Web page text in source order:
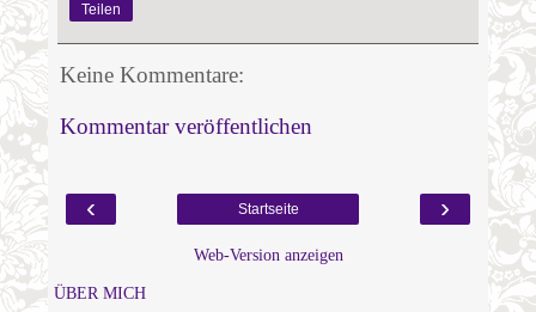
Teilen
Keine Kommentare:
Kommentar veröffentlichen
‹ ›
Startseite
Web-Version anzeigen
ÜBER MICH